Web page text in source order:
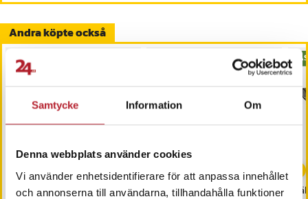
Samtycke Information Om
Denna webbplats använder cookies
Vi använder enhetsidentifierare för att anpassa innehållet
och annonserna till användarna, tillhandahålla funktioner
Andra köpte också
Laptopbord med hjul –
Vägghyllor i trä 60 cm 2-